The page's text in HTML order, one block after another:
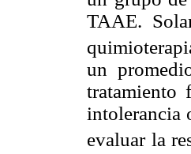
TAAE.
un
tratamiento
intolerancia
evaluar la